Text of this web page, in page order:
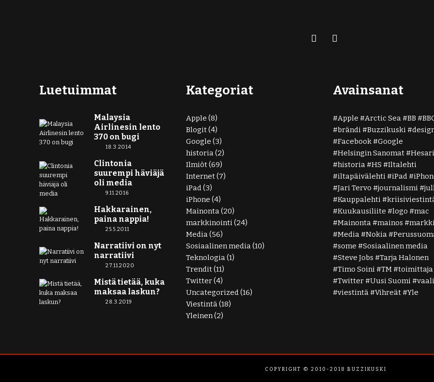
Luetuimmat
Malaysia
Airlinesin lento
370 on bugi
18.3.2014
Clintonia
suurempi häviäjä
oli media
9.11.2016
Hakkarainen,
paina nappia!
25.5.2011
Narratiivi on nyt
narratiivi
27.11.2020
Mistä tietää, kuka
maksaa laskun?
28.3.2019
Kategoriat
Apple (8)
Blogit(4)
Google (3)
historia(2)
Ilmiöt(69)
Internet(7)
iPad(3)
iPhone (4)
Mainonta(20)
markkinointi(24)
Media(56)
Sosiaalinen media(10)
Teknologia(1)
Trendit(11)
Twitter(4)
Uncategorized(16)
Viestintä(18)
Yleinen(2)
Avainsanat
Apple Arctic Sea BB
brändi
Buzzikuski
Facebook
Google
Helsingin Sanomat
Hesari
historia
HS
Iltalehti
iltapäivälehti
iPad
Jari Tervo
journalismi
Kauppalehti
Kuukausiliite
logo
mac
Mainonta
mainos
Media
Nokia
some
Sosiaalinen media
Steve Jobs
Tarja Halonen
Timo Soini
TM
toimittaja
Twitter
Uusi Suomi
viestintä
Vihreät Yle
COPYRIGHT © 2010-2018 BUZZIKUSKI